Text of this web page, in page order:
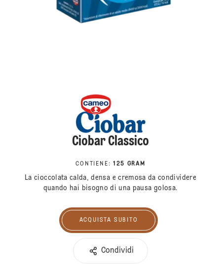
Ciobar Classico
CONTIENE : 125 GRAM
La cioccolata calda, densa e cremosa da condividere
quando hai bisogno di una pausa golosa.
Acquista subito
ACQUISTA SUBITO
Condividi